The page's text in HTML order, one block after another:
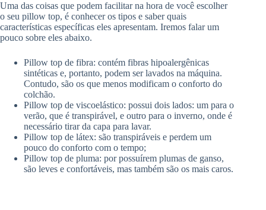
Uma das coisas que podem facilitar na hora de você escolher
o seu pillow top, é conhecer os tipos e saber quais
características específicas eles apresentam. Iremos falar um
pouco sobre eles abaixo.
Pillow top de fibra: contém fibras hipoalergênicas
sintéticas e, portanto, podem ser lavados na máquina.
Contudo, são os que menos modificam o conforto do
colchão.
Pillow top de viscoelástico: possui dois lados: um para o
verão, que é transpirável, e outro para o inverno, onde é
necessário tirar da capa para lavar.
Pillow top de látex: são transpiráveis e perdem um
pouco do conforto com o tempo;
Pillow top de pluma: por possuírem plumas de ganso,
são leves e confortáveis, mas também são os mais caros.